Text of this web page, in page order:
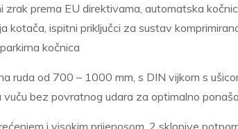
zrak prema EU direktivama, automatska
ispitni priključci za sustav
kočnica
ruda od 700 – 1000 mm, s DIN vijkom s
bez povratnog udara za optimalno
i visokim prijenosom, 2 sklopive